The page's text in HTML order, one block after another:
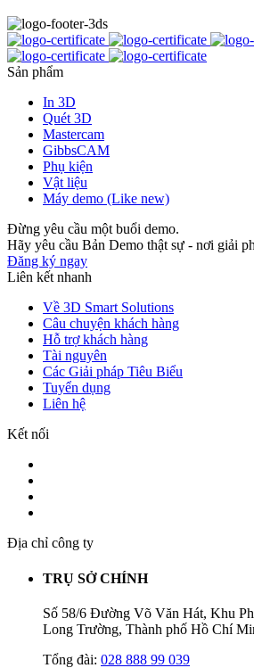
Sản phẩm
In 3D
Quét 3D
Mastercam
GibbsCAM
Phụ kiện
Vật liệu
Máy demo (Like new)
Đừng yêu cầu một buổi demo.
Hãy yêu cầu Bản Demo thật sự - nơi giải
Đăng ký ngay
Liên kết nhanh
Về 3D Smart Solutions
Câu chuyện khách hàng
Hỗ trợ khách hàng
Tài nguyên
Các Giải pháp Tiêu Biểu
Tuyển dụng
Liên hệ
Kết nối
Địa chỉ công ty
TRỤ SỞ CHÍNH
Số 58/6 Đường Võ Văn Hát, Khu
Long Trường, Thành phố Hồ Chí
Tổng đài: 028 888 99 039